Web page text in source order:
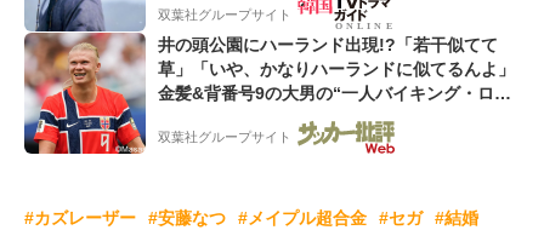
双葉社グループサイト
井の頭公園にハーランド出現!?「若干似てて
草」「いや、かなりハーランドに似てるんよ」
金髪&背番号9の大男の“一人バイキング・ロ
ー”映像が話題!「元気をもらった」
双葉社グループサイト
#カズレーザー #安藤なつ #メイプル超合金 #セガ
#結婚